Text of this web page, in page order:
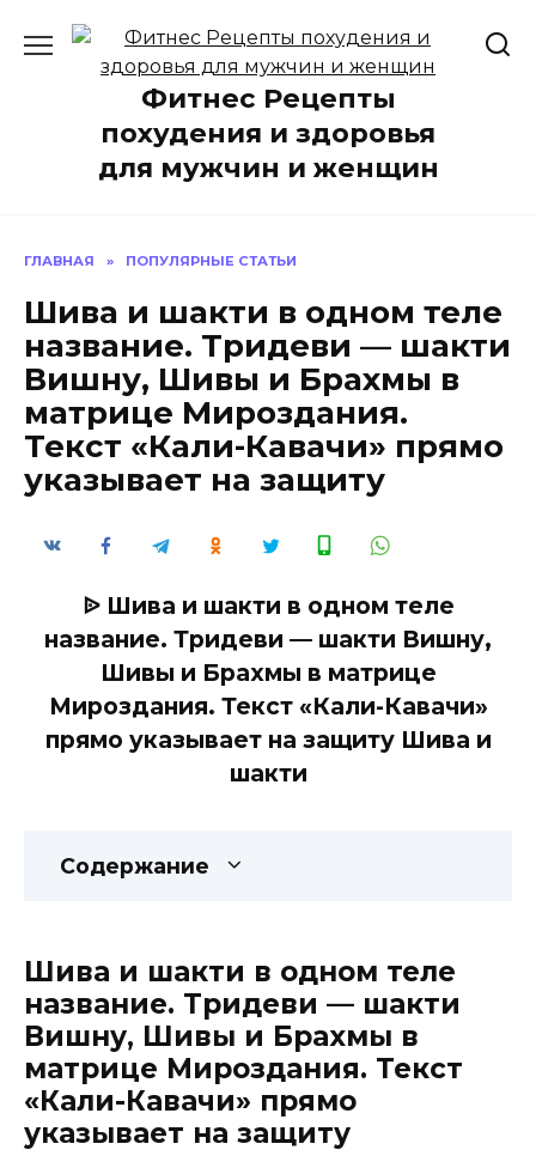
содержанию
Фитнес Рецепты
похудения и здоровья
для мужчин и женщин
ГЛАВНАЯ » ПОПУЛЯРНЫЕ СТАТЬИ
Шива и шакти в одном теле
название. Тридеви — шакти
Вишну, Шивы и Брахмы в
матрице Мироздания.
Текст «Кали-Кавачи» прямо
указывает на защиту
ᐉ Шива и шакти в одном теле
название. Тридеви — шакти Вишну,
Шивы и Брахмы в матрице
Мироздания. Текст «Кали-Кавачи»
прямо указывает на защиту Шива и
шакти
Содержание
Шива и шакти в одном теле
название. Тридеви — шакти
Вишну, Шивы и Брахмы в
матрице Мироздания. Текст
«Кали-Кавачи» прямо
указывает на защиту